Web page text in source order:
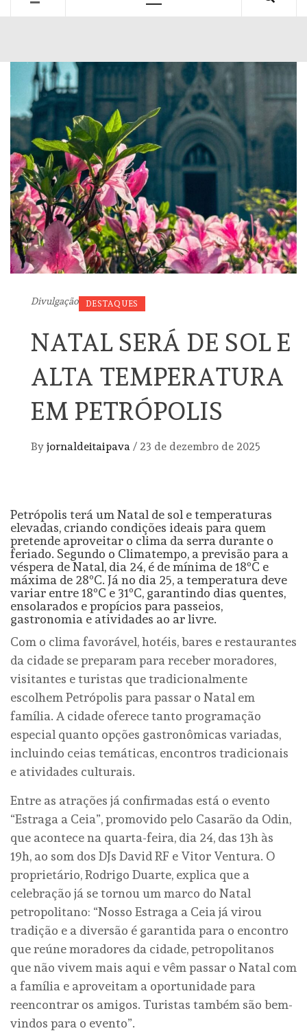
Divulgação DESTAQUES
NATAL SERÁ DE SOL E
ALTA TEMPERATURA
EM PETRÓPOLIS
By jornaldeitaipava / 23 de dezembro de 2025
Petrópolis terá um Natal de sol e temperaturas
elevadas, criando condições ideais para quem
pretende aproveitar o clima da serra durante o
feriado. Segundo o Climatempo, a previsão para a
véspera de Natal, dia 24, é de mínima de 18ºC e
máxima de 28ºC. Já no dia 25, a temperatura deve
variar entre 18ºC e 31ºC, garantindo dias quentes,
ensolarados e propícios para passeios,
gastronomia e atividades ao ar livre.
Com o clima favorável, hotéis, bares e restaurantes
da cidade se preparam para receber moradores,
visitantes e turistas que tradicionalmente
escolhem Petrópolis para passar o Natal em
família. A cidade oferece tanto programação
especial quanto opções gastronômicas variadas,
incluindo ceias temáticas, encontros tradicionais
e atividades culturais.
Entre as atrações já confirmadas está o evento
“Estraga a Ceia”, promovido pelo Casarão da Odin,
que acontece na quarta-feira, dia 24, das 13h às
19h, ao som dos DJs David RF e Vitor Ventura. O
proprietário, Rodrigo Duarte, explica que a
celebração já se tornou um marco do Natal
petropolitano: “Nosso Estraga a Ceia já virou
tradição e a diversão é garantida para o encontro
que reúne moradores da cidade, petropolitanos
que não vivem mais aqui e vêm passar o Natal com
a família e aproveitam a oportunidade para
reencontrar os amigos. Turistas também são bem-
vindos para o evento”.